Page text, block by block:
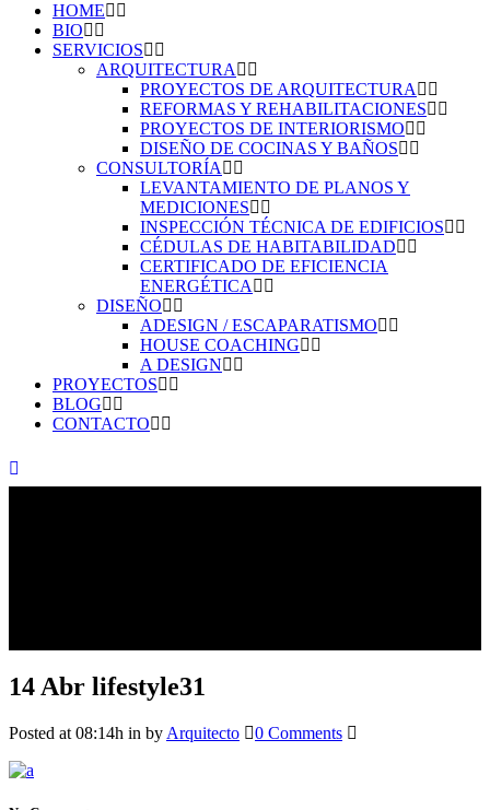
HOME
BIO
SERVICIOS
ARQUITECTURA
PROYECTOS DE ARQUITECTURA
REFORMAS Y REHABILITACIONES
PROYECTOS DE INTERIORISMO
DISEÑO DE COCINAS Y BAÑOS
CONSULTORÍA
LEVANTAMIENTO DE PLANOS Y
MEDICIONES
INSPECCIÓN TÉCNICA DE EDIFICIOS
CÉDULAS DE HABITABILIDAD
CERTIFICADO DE EFICIENCIA
ENERGÉTICA
DISEÑO
ADESIGN / ESCAPARATISMO
HOUSE COACHING
A DESIGN
PROYECTOS
BLOG
CONTACTO
14 Abr lifestyle31
Posted at 08:14h in by Arquitecto 0 Comments